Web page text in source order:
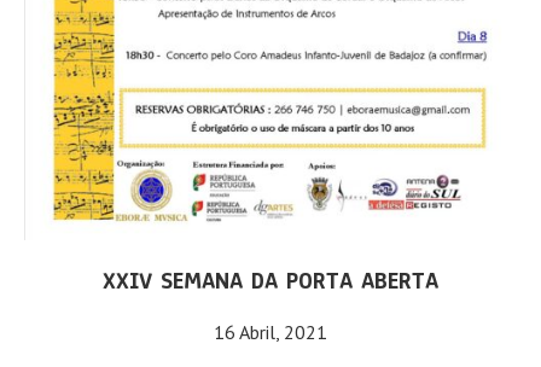
XXIV SEMANA DA PORTA ABERTA
16 Abril, 2021